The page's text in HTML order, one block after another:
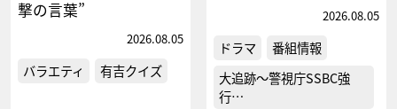
撃の言葉”
2026.08.05
バラエティ 有吉クイズ
2026.08.05
ドラマ
番組情報
大追跡～警視庁SSBC強
行…